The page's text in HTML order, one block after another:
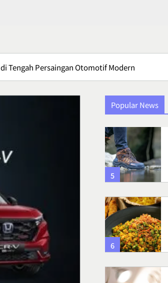
Tengah Persaingan Otomotif Modern
Popular News
Renyah dengan
Keju yang Sulit
Fillet Saus Rempah,
Lezat dengan Aroma
yang Menggugah
5
6